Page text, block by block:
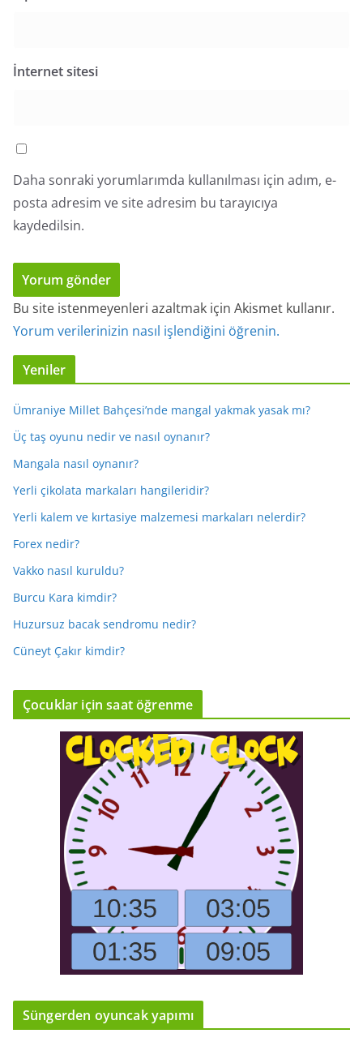
İnternet sitesi
Daha sonraki yorumlarımda kullanılması için adım, e-
posta adresim ve site adresim bu tarayıcıya
kaydedilsin.
Bu site istenmeyenleri azaltmak için Akismet kullanır.
Yorum verilerinizin nasıl işlendiğini öğrenin.
Yeniler
Ümraniye Millet Bahçesi’nde mangal yakmak yasak mı?
Üç taş oyunu nedir ve nasıl oynanır?
Mangala nasıl oynanır?
Yerli çikolata markaları hangileridir?
Yerli kalem ve kırtasiye malzemesi markaları nelerdir?
Forex nedir?
Vakko nasıl kuruldu?
Burcu Kara kimdir?
Huzursuz bacak sendromu nedir?
Cüneyt Çakır kimdir?
Çocuklar için saat öğrenme
Süngerden oyuncak yapımı